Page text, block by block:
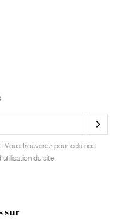
Vous trouverez pour cela nos
du site.
sur